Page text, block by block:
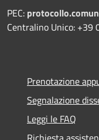
PEC:
Centralino Unico: +39
Prenotazione
Segnalazione
Leggi le FAQ